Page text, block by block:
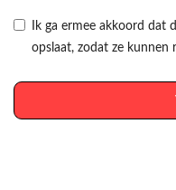
Ik ga ermee akkoord dat
opslaat, zodat ze kunnen